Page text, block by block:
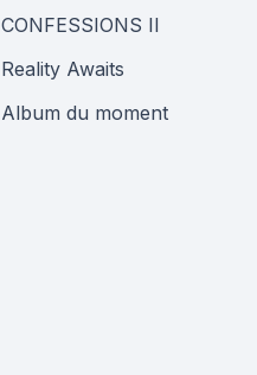
CONFESSIONS II
Reality Awaits
Album du moment